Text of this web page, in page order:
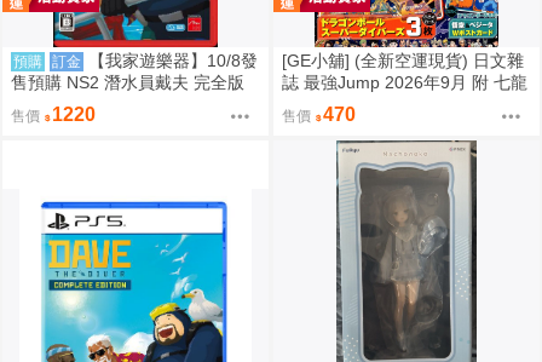
預購 訂金
【我家遊樂器】10/8發
售預購 NS2 潛水員戴夫 完全版
日版
售價 1220
[GE小舖] (全新空運現貨) 日文雜
誌 最強Jump 2026年9月 附 七龍
珠 卡片 明信片 七龍珠SD 遊戲王
售價 470